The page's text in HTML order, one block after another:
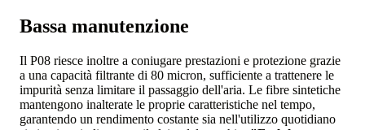
Bassa manutenzione
Il P08 riesce inoltre a coniugare prestazioni e protezione grazie
a una capacità filtrante di 80 micron, sufficiente a trattenere le
impurità senza limitare il passaggio dell'aria. Le fibre sintetiche
mantengono inalterate le proprie caratteristiche nel tempo,
garantendo un rendimento costante sia nell'utilizzo quotidiano